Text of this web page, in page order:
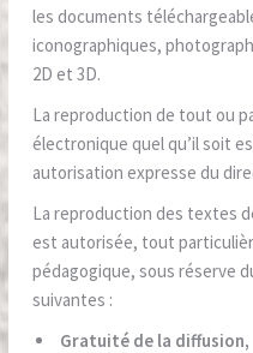
les documents
iconographiques,
2D et 3D.
La reproduction de tout ou
électronique quel qu’il soit
autorisation expresse du
La reproduction des textes
est autorisée, tout
pédagogique, sous réserve
suivantes :
Gratuité de la diffusion,